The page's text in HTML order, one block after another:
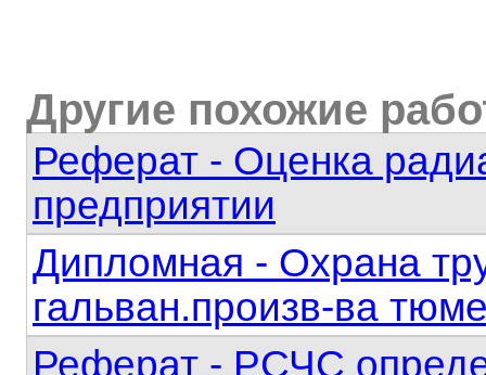
Другие похожие
Реферат - Оценка
предприятии
Дипломная - Охрана
гальван.произв-ва
Реферат - РСЧС